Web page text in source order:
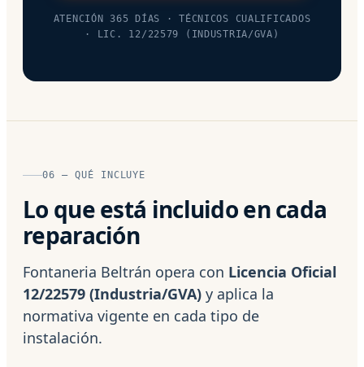
ATENCIÓN 365 DÍAS · TÉCNICOS CUALIFICADOS
· LIC. 12/22579 (INDUSTRIA/GVA)
06 — QUÉ INCLUYE
Lo que está incluido en cada
reparación
Fontaneria Beltrán opera con Licencia Oficial
12/22579 (Industria/GVA) y aplica la
normativa vigente en cada tipo de
instalación.